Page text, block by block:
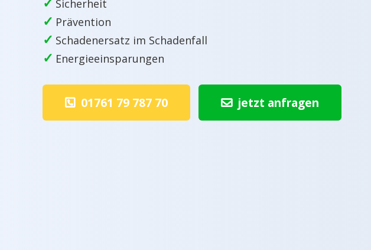
Sicherheit
✓ Prävention
✓ Schadenersatz im Schadenfall
✓ Energieeinsparungen
01761 79 787 70 jetzt anfragen